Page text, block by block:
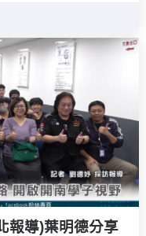
報導)葉明德分享